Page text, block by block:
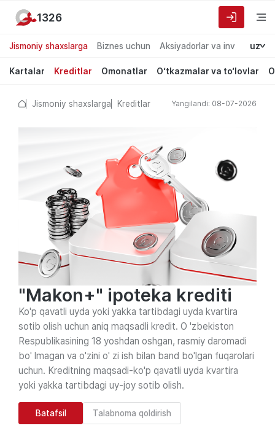
Jismoniy shaxslarga Biznes uchun Aksiyadorlar va investorlarga
uz
Kartalar Kreditlar Omonatlar O‘tkazmalar va to‘lovlar
1326
Jismoniy shaxslarga Kreditlar Yangilandi: 08-07-2026
"Makon+" ipоtеkа krеditi
Ko'p qavatli uyda yoki yakka tartibdagi uyda kvartira
sotib olish uchun aniq maqsadli kredit. O 'zbekiston
Respublikasining 18 yoshdan oshgan, rasmiy daromadi
bo' lmagan va o'zini o' zi ish bilan band bo'lgan fuqarolari
uchun. Kreditning maqsadi-ko'p qavatli uyda kvartira
yoki yakka tartibdagi uy-joy sotib olish.
Batafsil Talabnoma qoldirish